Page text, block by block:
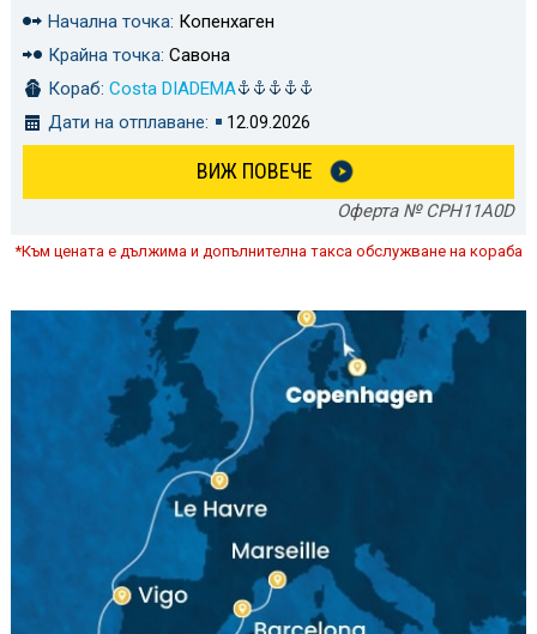
Начална точка: Копенхаген
Крайна точка: Савона
Кораб: Costa DIADEMA
Дати на отплаване:
12.09.2026
ВИЖ ПОВЕЧЕ
Оферта № CPH11A0D
*Към цената е дължима и допълнителна такса обслужване на кораба